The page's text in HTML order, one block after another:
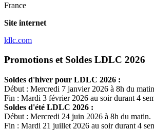
France
Site internet
ldlc.com
Promotions et Soldes LDLC 2026
Soldes d'hiver pour LDLC 2026 :
Début : Mercredi 7 janvier 2026 à 8h du
Fin : Mardi 3 février 2026 au soir durant 4
Soldes d'été LDLC 2026 :
Début : Mercredi 24 juin 2026 à 8h du matin.
Fin : Mardi 21 juillet 2026 au soir durant 4